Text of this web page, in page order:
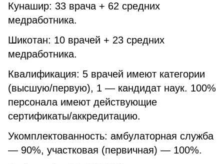
Кунашир: 33 врача + 62 средних
медработника.
Шикотан: 10 врачей + 23 средних
медработника.
Квалификация: 5 врачей имеют категории
(высшую/первую), 1 — кандидат наук. 100%
персонала имеют действующие
сертификаты/аккредитацию.
Укомплектованность: амбулаторная служба
— 90%, участковая (первичная) — 100%.